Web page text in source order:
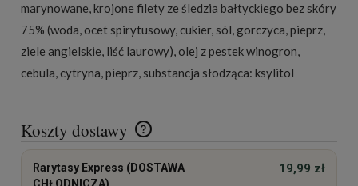
marynowane, krojone filety ze śledzia bałtyckiego bez skóry
75% (woda, ocet spirytusowy, cukier, sól, gorczyca, pieprz,
ziele angielskie, liść laurowy), olej z pestek winogron,
cebula, cytryna, pieprz, substancja słodząca: ksylitol
Koszty dostawy
Cena nie zawiera ewentualnych kosztów płatności
Rarytasy Express (DOSTAWA
19,99 zł